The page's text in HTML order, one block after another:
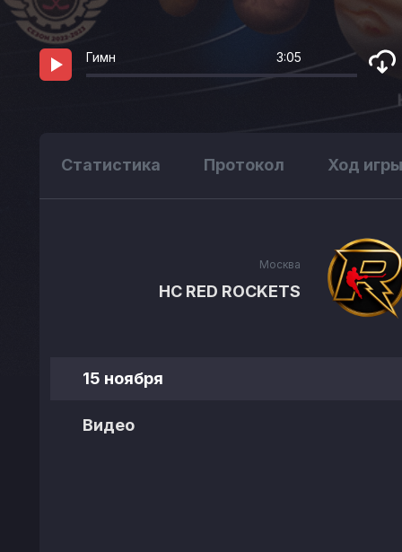
Гимн 3:05
Статистика Протокол Ход игры
Москва
HC RED ROCKETS
15 ноября
Видео